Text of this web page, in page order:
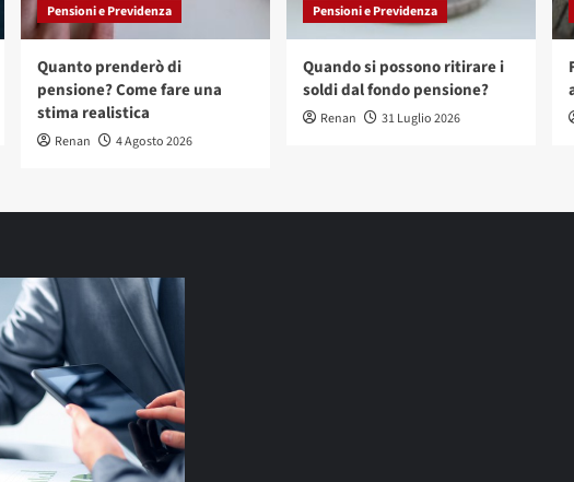
Pensioni e Previdenza
Quanto prenderò di
pensione? Come fare una
stima realistica
Renan 4 Agosto 2026
Pensioni e Previdenza
Quando si possono ritirare i
soldi dal fondo pensione?
Renan 31 Luglio 2026